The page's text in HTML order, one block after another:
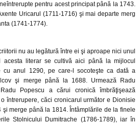
pentru acest principat până la 1743.
Uricarul (1711-1716) şi mai departe merg
(1741-1774).
nu au legătură între ei şi aproape nici unul
literar se cultivă aici până la mijlocul
cu anul 1290, pe care-l socoteşte ca dată a
şi merge până la 1688. Urmează Radu
Popescu a cărui cronică îmbrăţişează
întrerupere, căci cronicarul următor e Dionisie
merge până la 1814. Întâmplările de la finele
Stolnicului Dumitrache (1786-1789), iar în